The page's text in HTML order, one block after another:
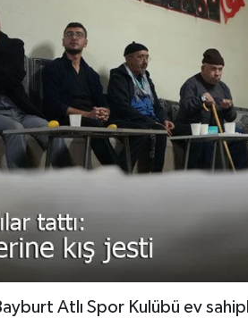
Atlı Spor Kulübü ev